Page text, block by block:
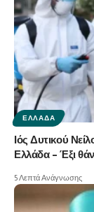
ΕΛΛΆΔΑ
Ιός Δυτικού
Ελλάδα – Έξι
5 Λεπτά Ανάγνωσης